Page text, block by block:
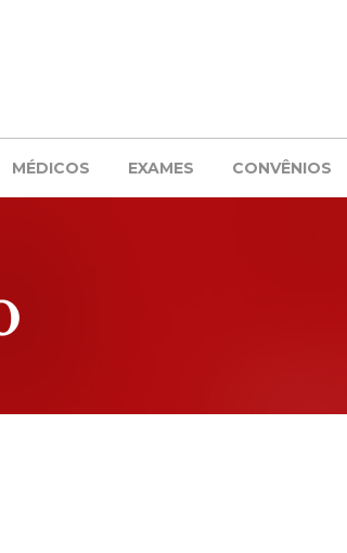
MÉDICOS EXAMES CONVÊNIOS